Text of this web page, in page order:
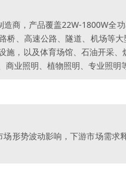
商，产品覆盖22W-1800W全
桥、高速公路、隧道、机场等
施，以及体育场馆、石油开采
业照明、植物照明、专业照明
形势波动影响，下游市场需